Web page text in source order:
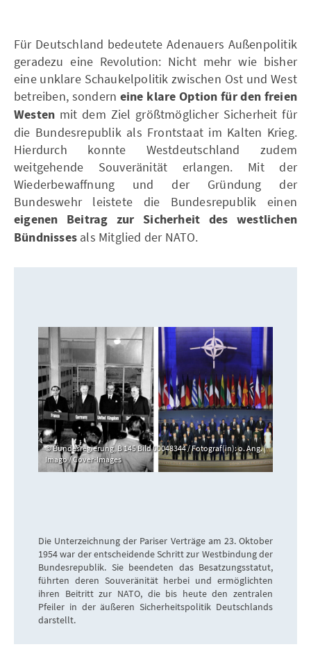
Für Deutschland bedeutete Adenauers Außenpolitik
geradezu eine Revolution: Nicht mehr wie bisher
eine unklare Schaukelpolitik zwischen Ost und West
betreiben, sondern eine klare Option für den freien
Westen mit dem Ziel größtmöglicher Sicherheit für
die Bundesrepublik als Frontstaat im Kalten Krieg.
Hierdurch konnte Westdeutschland zudem
weitgehende Souveränität erlangen. Mit der
Wiederbewaffnung und der Gründung der
Bundeswehr leistete die Bundesrepublik einen
eigenen Beitrag zur Sicherheit des westlichen
Bündnisses als Mitglied der NATO.
Bundesregierung, B 145 Bild 00048344 / Fotograf(in): o. Ang. |
Imago / Cover-Images
Die Unterzeichnung der Pariser Verträge am 23. Oktober
1954 war der entscheidende Schritt zur Westbindung der
Bundesrepublik. Sie beendeten das Besatzungsstatut,
führten deren Souveränität herbei und ermöglichten
ihren Beitritt zur NATO, die bis heute den zentralen
Pfeiler in der äußeren Sicherheitspolitik Deutschlands
darstellt.